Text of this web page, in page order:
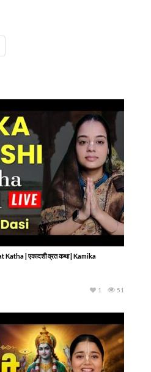
| एकादशी व्रत कथा | Kamika
51
1